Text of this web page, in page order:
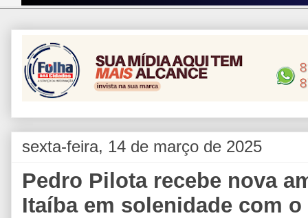
sexta-feira, 14 de março de 2025
Pedro Pilota recebe nova
Itaíba em solenidade com